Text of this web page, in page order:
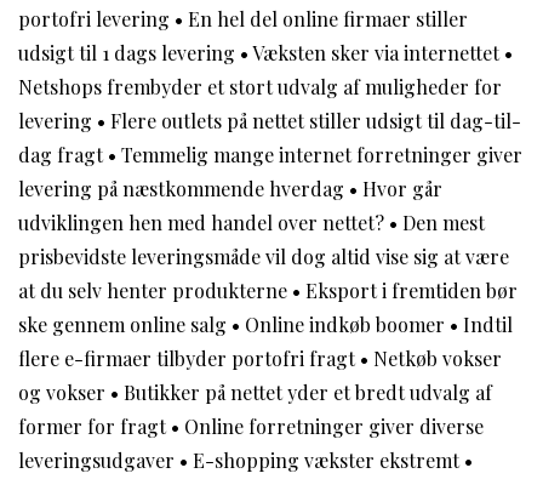
portofri levering • En hel del online firmaer stiller
udsigt til 1 dags levering •Væksten sker via internettet•
Netshops frembyder et stort udvalg af muligheder for
levering • Flere outlets på nettet stiller udsigt til dag-til-
dag fragt• Temmelig mange internet forretninger giver
levering på næstkommende hverdag • Hvor går
udviklingen hen med handel over nettet? • Den mest
prisbevidste leveringsmåde vil dog altid vise sig at være
at du selv henter produkterne • Eksport i fremtiden bør
ske gennem online salg • Online indkøb boomer • Indtil
flere e-firmaer tilbyder portofri fragt• Netkøb vokser
og vokser • Butikker på nettet yder et bredt udvalg af
former for fragt• Online forretninger giver diverse
leveringsudgaver • E-shopping vækster ekstremt•